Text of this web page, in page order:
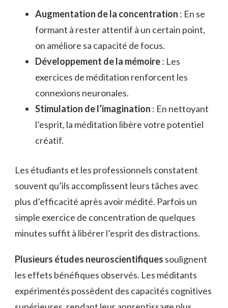
Augmentation de la concentration : En se
formant à rester attentif à un certain point,
on améliore sa capacité de focus.
Développement de la mémoire: Les
exercices de méditation renforcent les
connexions neuronales.
Stimulation de l’imagination : En nettoyant
l’esprit, la méditation libère votre potentiel
créatif.
Les étudiants et les professionnels constatent
souvent qu’ils accomplissent leurs tâches avec
plus d’efficacité après avoir médité. Parfois un
simple exercice de concentration de quelques
minutes suffit à libérer l’esprit des distractions.
Plusieurs études neuroscientifiques soulignent
les effets bénéfiques observés. Les méditants
expérimentés possèdent des capacités cognitives